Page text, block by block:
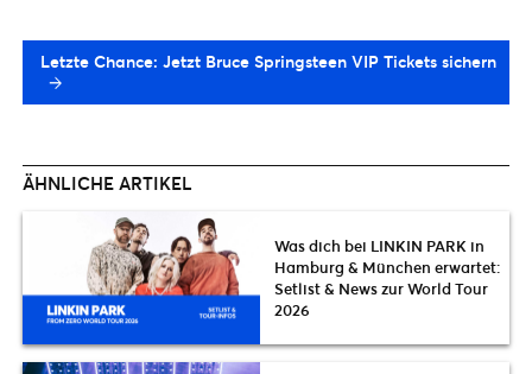
Letzte Chance: Jetzt Bruce Springsteen VIP Tickets sichern
ÄHNLICHE ARTIKEL
Was dich bei LINKIN PARK in
Hamburg & München erwartet:
Setlist & News zur World Tour
2026